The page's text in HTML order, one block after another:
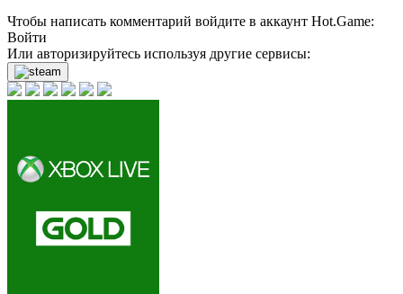
Чтобы написать комментарий войдите в аккаунт Hot.Game:
Войти
Или авторизируйтесь используя другие сервисы: